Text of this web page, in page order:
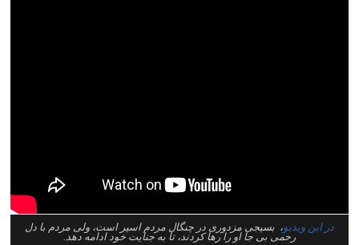
در این ویدیو، بسیجی مزدوری در چنگال مردم اسیر است، ولی مردم با دل
رحمی بی جا او را رها کردند، تا به جنایت خود ادامه دهد.